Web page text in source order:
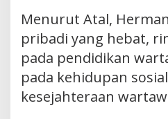
Menurut Atal,
pribadi yang hebat,
pada pendidikan
pada kehidupan
kesejahteraan